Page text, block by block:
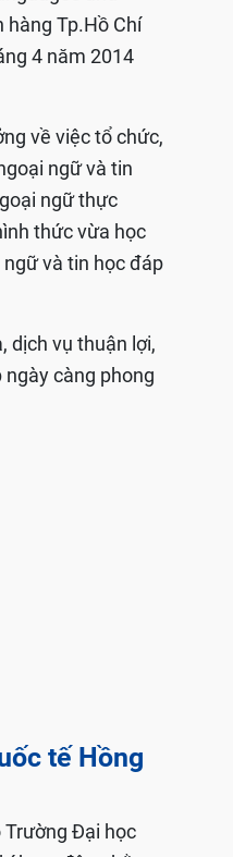
Tp.Hồ Chí
4 năm 2014
về việc tổ chức,
ngữ và tin
ngữ thực
thức vừa học
và tin học đáp
dịch vụ thuận lợi,
càng phong
tế Hồng
Trường Đại học